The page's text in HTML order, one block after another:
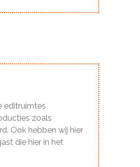
editruimtes
zoals
Ook hebben wij hier
die hier in het